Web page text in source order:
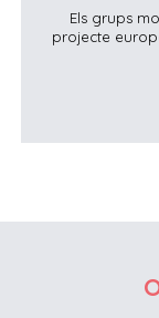
Els grups
projecte